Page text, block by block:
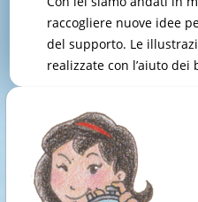
raccogliere nuove idee
del supporto. Le
realizzate con l’aiuto dei